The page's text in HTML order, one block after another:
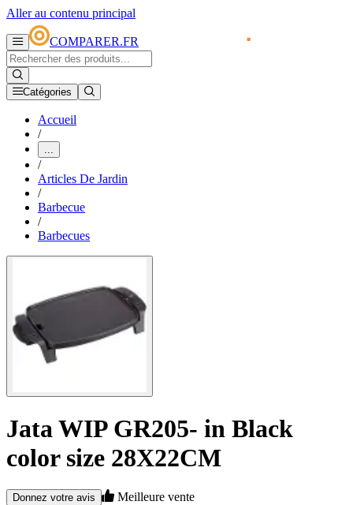
Aller au contenu principal
COMPARER.FR
Catégories
Accueil
/
...
/
Articles De Jardin
/
Barbecue
/
Barbecues
Jata WIP GR205- in Black
color size 28X22CM
Donnez votre avis
Meilleure vente